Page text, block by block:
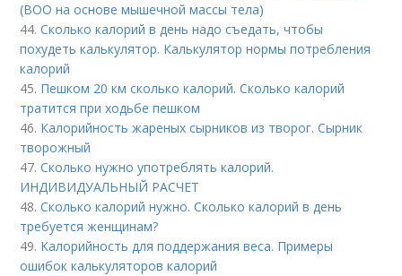
(ВОО на основе мышечной массы тела)
44.Сколько калорий в день надо съедать, чтобы
похудеть калькулятор. Калькулятор нормы потребления
калорий
45. Пешком 20 км сколько калорий. Сколько калорий
тратится при ходьбе пешком
46. Калорийность жареных сырников из творог. Сырник
творожный
47.Сколько нужно употреблять калорий.
ИНДИВИДУАЛЬНЫЙ РАСЧЕТ
48.Сколько калорий нужно. Сколько калорий в день
требуется женщинам?
49. Калорийность для поддержания веса. Примеры
ошибок калькуляторов калорий